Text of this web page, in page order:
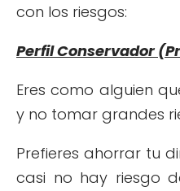
con los riesgos:
Perfil Conservador
Eres como alguien
y no tomar grandes
Prefieres ahorrar tu
casi no hay riesgo